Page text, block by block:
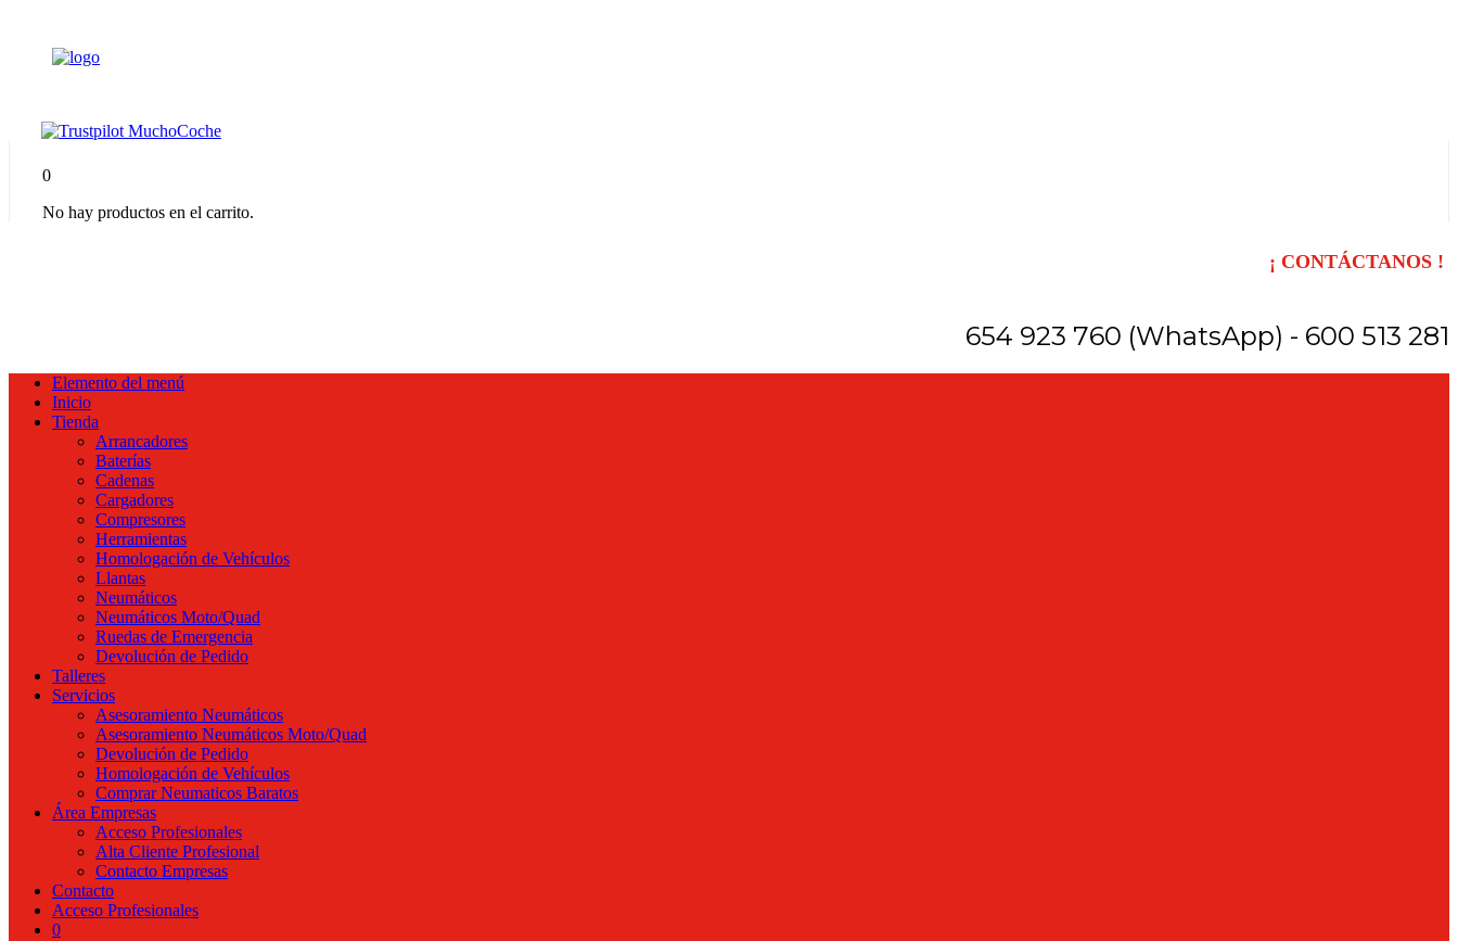
0
No hay productos en el carrito.
¡ CONTÁCTANOS !
654 923 760 (WhatsApp) - 600 513 281
Elemento del menú
Inicio
Tienda
Arrancadores
Baterías
Cadenas
Cargadores
Compresores
Herramientas
Homologación de Vehículos
Llantas
Neumáticos
Neumáticos Moto/Quad
Ruedas de Emergencia
Devolución de Pedido
Talleres
Servicios
Asesoramiento Neumáticos
Asesoramiento Neumáticos Moto/Quad
Devolución de Pedido
Homologación de Vehículos
Comprar Neumaticos Baratos
Área Empresas
Acceso Profesionales
Alta Cliente Profesional
Contacto Empresas
Contacto
Acceso Profesionales
0